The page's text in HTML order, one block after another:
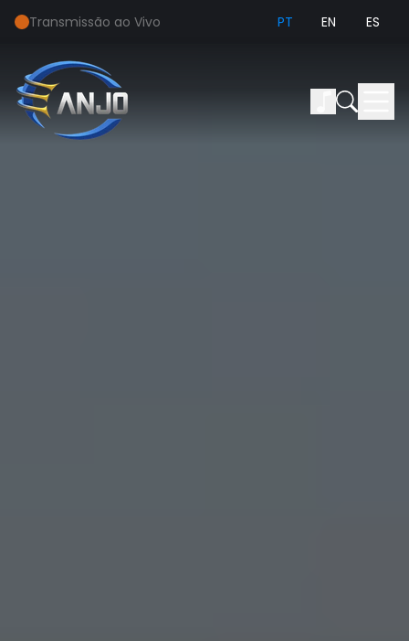
Transmissão ao Vivo PT EN ES